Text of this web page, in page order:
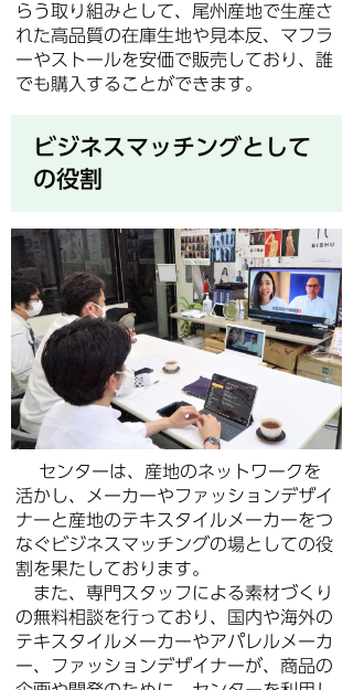
らう取り組みとして、尾州産地で生産さ
れた高品質の在庫生地や見本反、マフラ
ーやストールを安価で販売しており、誰
でも購入することができます。
ビジネスマッチングとして
の役割
センターは、産地のネットワークを
活かし、メーカーやファッションデザイ
ナーと産地のテキスタイルメーカーをつ
なぐビジネスマッチングの場としての役
割を果たしております。
また、専門スタッフによる素材づくり
の無料相談を行っており、国内や海外の
テキスタイルメーカーやアパレルメーカ
ー、ファッションデザイナーが、商品の